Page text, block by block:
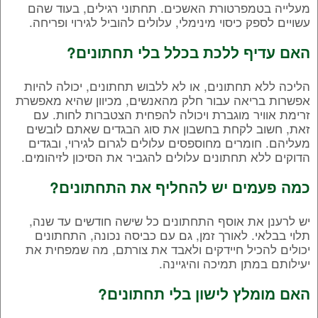
מעלייה בטמפרטורת האשכים. תחתוני רגילים, בעוד שהם
עשויים לספק כיסוי מינימלי, עלולים להוביל לגירוי ופריחה.
האם עדיף ללכת בכלל בלי תחתונים?
הליכה ללא תחתונים, או לא ללבוש תחתונים, יכולה להיות
אפשרות בריאה עבור חלק מהאנשים, מכיוון שהיא מאפשרת
זרימת אוויר מוגברת ויכולה להפחית הצטברות לחות. עם
זאת, חשוב לקחת בחשבון את סוג הבגדים שאתם לובשים
מעליהם. חומרים מחוספסים עלולים לגרום לגירוי, ובגדים
הדוקים ללא תחתונים עלולים להגביר את הסיכון לזיהומים.
כמה פעמים יש להחליף את התחתונים?
יש לרענן את אוסף התחתונים כל שישה חודשים עד שנה,
תלוי בבלאי. לאורך זמן, גם עם כביסה נכונה, התחתונים
יכולים להכיל חיידקים ולאבד את צורתם, מה שמפחית את
יעילותם במתן תמיכה והיגיינה.
האם מומלץ לישון בלי תחתונים?